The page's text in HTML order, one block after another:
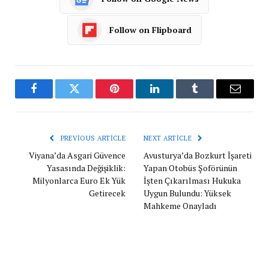
Follow on Flipboard
FacebookTwitter Pinterest LinkedInTumblr Email
PREVIOUS ARTICLE
Viyana’da Asgari Güvence
Yasasında Değişiklik:
Milyonlarca Euro Ek Yük
Getirecek
NEXT ARTICLE
Avusturya’da Bozkurt İşareti
Yapan Otobüs Şoförünün
İşten Çıkarılması Hukuka
Uygun Bulundu: Yüksek
Mahkeme Onayladı